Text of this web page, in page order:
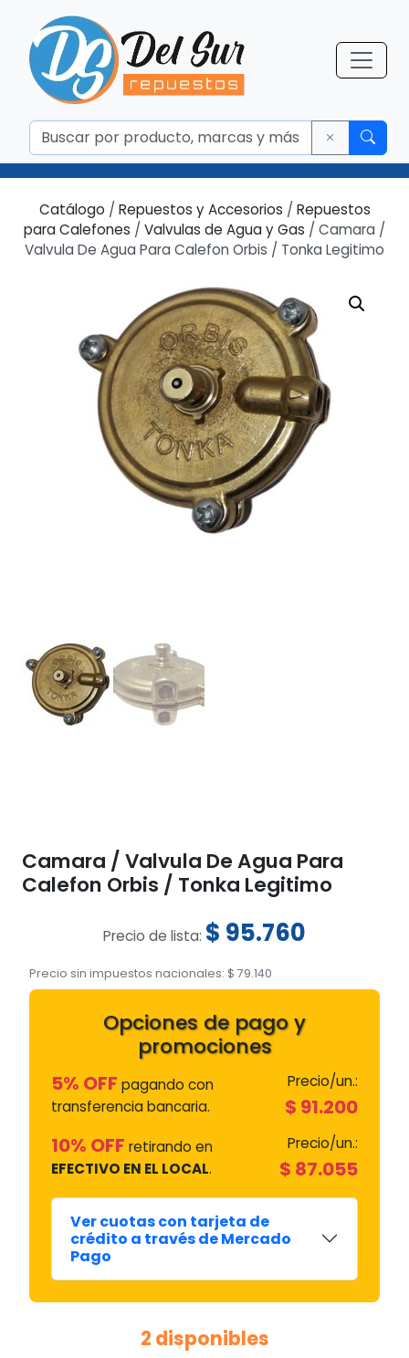
Catálogo / Repuestos y Accesorios / Repuestos
para Calefones / Valvulas de Agua y Gas / Camara /
Valvula De Agua Para Calefon Orbis / Tonka Legitimo
Camara / Valvula De Agua Para
Calefon Orbis / Tonka Legitimo
Precio de lista: $ 95.760
Precio sin impuestos nacionales: $ 79.140
Opciones de pago y
promociones
5% OFF pagando con
transferencia bancaria.
Precio/un.:
$ 91.200
10% OFF retirando en
EFECTIVO EN EL LOCAL.
Precio/un.:
$ 87.055
Ver cuotas con tarjeta de
crédito a través de Mercado
Pago
2 disponibles